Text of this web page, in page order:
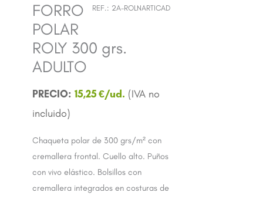
REF.: 2A-ROLNARTICAD
FORRO
POLAR
ROLY 300 grs.
ADULTO
15,25€
Chaqueta polar de 300 grs/m² con
cremallera frontal. Cuello alto. Puños
con vivo elástico. Bolsillos con
cremallera integrados en costuras de